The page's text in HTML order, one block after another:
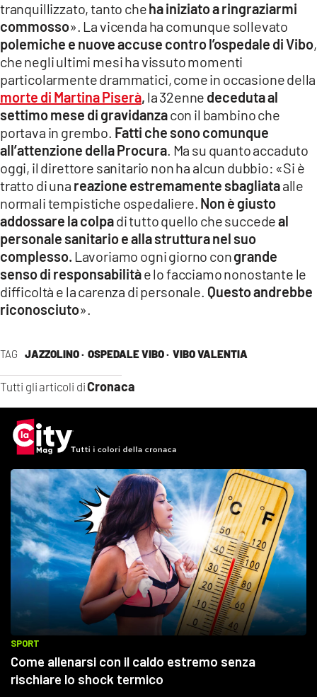
TAG JAZZOLINO · OSPEDALE VIBO · VIBO VALENTIA
Tutti gli articoli diCronaca
tranquillizzato, tanto cheha iniziato a ringraziarmi
commosso». La vicenda ha comunque sollevato
polemiche e nuove accuse contro l’ospedale di Vibo,
che negli ultimi mesi ha vissuto momenti
particolarmente drammatici, come in occasione della
morte di Martina Piserà, la 32enne deceduta al
settimo mese di gravidanzacon il bambino che
portava in grembo. Fatti che sono comunque
all’attenzione della Procura . Ma su quanto accaduto
oggi, il direttore sanitario non ha alcun dubbio: «Si è
tratto di una reazione estremamente sbagliataalle
normali tempistiche ospedaliere. Non è giusto
addossare la colpadi tutto quello che succedeal
personale sanitario e alla struttura nel suo
complesso. Lavoriamo ogni giorno congrande
senso di responsabilitàe lo facciamo nonostante le
difficoltà e la carenza di personale. Questo andrebbe
riconosciuto».